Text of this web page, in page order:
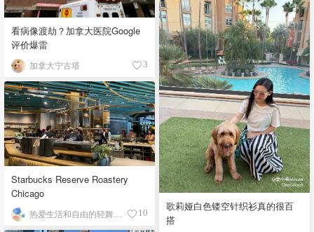
看病像渡劫？加拿大医院Google
评价爆雷
加拿大宁古塔 3
歌莉娅白色镂空针织衫真的很百
搭
Starbucks Reserve Roastery
Chicago
10